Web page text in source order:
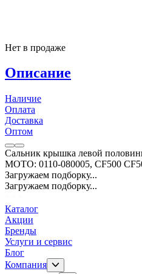
Нет в продаже
Описание
Наличие
Оплата
Доставка
Оптом
Сальник крышка левой
MOTO: 0110-080005, СF500
Загружаем подборку...
Загружаем подборку...
Каталог
Акции
Бренды
Услуги и сервис
Блог
Компания